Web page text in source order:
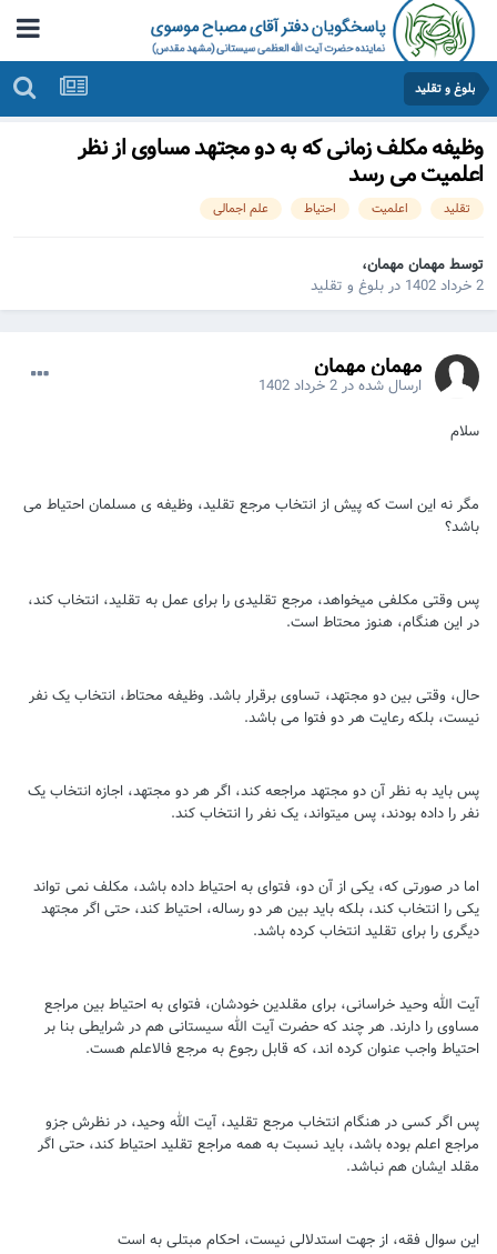
بلوغ و تقلید
وظیفه مکلف زمانی که به دو مجتهد مساوی از نظر
اعلمیت می رسد
تقلید اعلمیت احتیاط علم اجمالی
توسط مهمان مهمان،
دربلوغ و تقلید
مهمان مهمان
ارسال شده در2 خرداد 1402
سلام
مگر نه این است که پیش از انتخاب مرجع تقلید، وظیفه ی مسلمان احتیاط می
باشد؟
پس وقتی مکلفی میخواهد، مرجع تقلیدی را برای عمل به تقلید، انتخاب کند،
در این هنگام، هنوز محتاط است.
حال، وقتی بین دو مجتهد، تساوی برقرار باشد. وظیفه محتاط، انتخاب یک نفر
نیست، بلکه رعایت هر دو فتوا می باشد.
پس باید به نظر آن دو مجتهد مراجعه کند، اگر هر دو مجتهد، اجازه انتخاب یک
نفر را داده بودند، پس میتواند، یک نفر را انتخاب کند.
اما در صورتی که، یکی از آن دو، فتوای به احتیاط داده باشد، مکلف نمی تواند
یکی را انتخاب کند، بلکه باید بین هر دو رساله، احتیاط کند، حتی اگر مجتهد
دیگری را برای تقلید انتخاب کرده باشد.
آیت الله وحید خراسانی، برای مقلدین خودشان، فتوای به احتیاط بین مراجع
مساوی را دارند. هر چند که حضرت آیت الله سیستانی هم در شرایطی بنا بر
احتیاط واجب عنوان کرده اند، که قابل رجوع به مرجع فالاعلم هست.
پس اگر کسی در هنگام انتخاب مرجع تقلید، آیت الله وحید، در نظرش جزو
مراجع اعلم بوده باشد، باید نسبت به همه مراجع تقلید احتیاط کند، حتی اگر
مقلد ایشان هم نباشد.
این سوال فقه، از جهت استدلالی نیست، احکام مبتلی به است